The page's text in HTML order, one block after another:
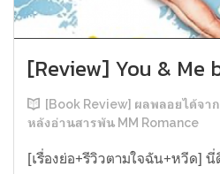
[Review] You & Me
[Book Review] ผลพลอยได้จา
หลังอ่านสารพัน MM Romance
[เรื่องย่อ+รีวิวตามใจฉัน+หวีด]